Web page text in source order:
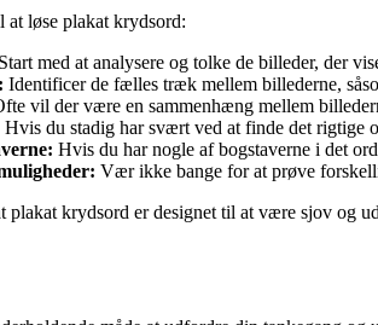
løse plakat krydsord:
Start med at analysere og tolke de billeder, der
Identificer de fælles træk mellem billederne,
vil der være en sammenhæng mellem
Hvis du stadig har svært ved at finde det rigtige
Hvis du har nogle af bogstaverne i det
Vær ikke bange for at prøve
plakat krydsord er designet til at være sjov og